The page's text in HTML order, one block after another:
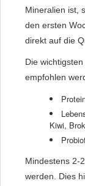
Mineralien ist,
den ersten
direkt auf die
Die
empfohlen
Kiwi,
Mindestens 2-
werden. Dies